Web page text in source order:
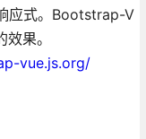
应式。Bootstrap-V
果。
vue.js.org/